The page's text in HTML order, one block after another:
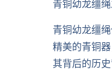
青铜幼龙缰
青铜幼龙缰
精美的青铜
其背后的历